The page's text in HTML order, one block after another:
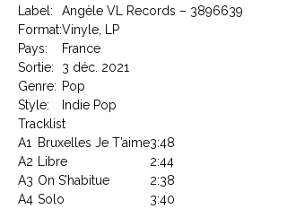
Label:
Angèle VL Records – 3896639
Format:Vinyle, LP
Pays:
France
Sortie:
3 déc. 2021
Genre: Pop
Style:
Indie Pop
Tracklist
A1
Bruxelles Je T’aime3:48
A2
Libre
2:44
A3 On S’habitue
2:38
A4 Solo
3:40